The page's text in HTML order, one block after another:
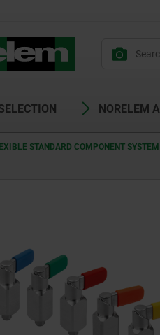
NORELEM
STANDARD COMPONENT SYSTEM